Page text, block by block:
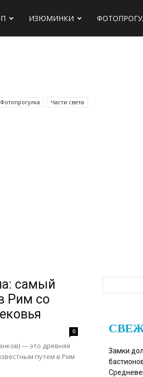
ИЗЮМИНКИ
Фотопрогулка Части света
самый
Рим со
0
— это древняя
путем в Рим
Замки